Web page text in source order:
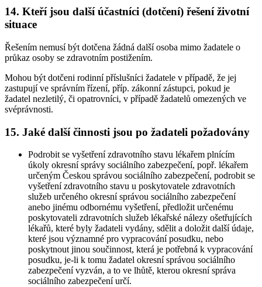
14. Kteří jsou další účastníci (dotčení) řešení životní
situace
Řešením nemusí být dotčena žádná další osoba mimo žadatele o
průkaz osoby se zdravotním postižením.
Mohou být dotčeni rodinní příslušníci žadatele v případě, že jej
zastupují ve správním řízení, příp. zákonní zástupci, pokud je
žadatel nezletilý, či opatrovníci, v případě žadatelů omezených ve
svéprávnosti.
15. Jaké další činnosti jsou po žadateli požadovány
Podrobit se vyšetření zdravotního stavu lékařem plnícím
úkoly okresní správy sociálního zabezpečení, popř. lékařem
určeným Českou správou sociálního zabezpečení, podrobit se
vyšetření zdravotního stavu u poskytovatele zdravotních
služeb určeného okresní správou sociálního zabezpečení
anebo jinému odbornému vyšetření, předložit určenému
poskytovateli zdravotních služeb lékařské nálezy ošetřujících
lékařů, které byly žadateli vydány, sdělit a doložit další údaje,
které jsou významné pro vypracování posudku, nebo
poskytnout jinou součinnost, která je potřebná k vypracování
posudku, je-li k tomu žadatel okresní správou sociálního
zabezpečení vyzván, a to ve lhůtě, kterou okresní správa
sociálního zabezpečení určí.